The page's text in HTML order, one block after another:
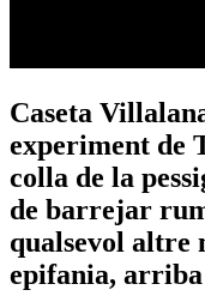
Caseta
experiment de
colla de la
de barrejar
qualsevol altre
epifania, arriba